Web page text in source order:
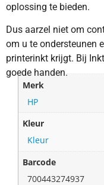
oplossing te bieden.
Dus aarzel niet om
om u te ondersteunen
printerinkt krijgt. Bij
goede handen.
Merk
HP
Kleur
Kleur
Barcode
700443274937